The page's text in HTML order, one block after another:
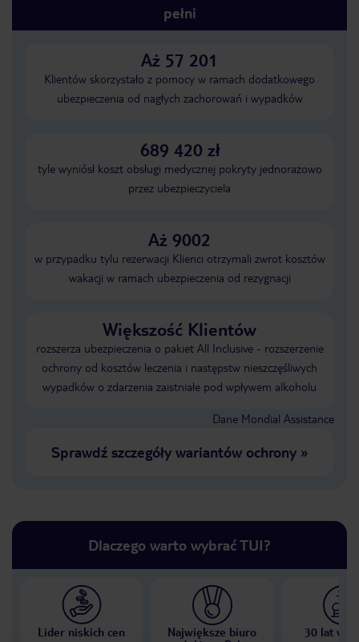
pełni
Aż 57 201
Klientów skorzystało z pomocy w ramach dodatkowego
ubezpieczenia od nagłych zachorowań i wypadków
689 420 zł
tyle wyniósł koszt obsługi medycznej pokryty jednorazowo
przez ubezpieczyciela
Aż 9002
w przypadku tylu rezerwacji Klienci otrzymali zwrot kosztów
wakacji w ramach ubezpieczenia od rezygnacji
Większość Klientów
rozszerza ubezpieczenia o pakiet All Inclusive - rozszerzenie
ochrony od kosztów leczenia i następstw nieszczęśliwych
wypadków o zdarzenia zaistniałe pod wpływem alkoholu
Dane Mondial Assistance
Sprawdź szczegóły wariantów ochrony»
Dlaczego warto wybrać TUI?
Lider niskich cen
Największe biuro
30 lat w